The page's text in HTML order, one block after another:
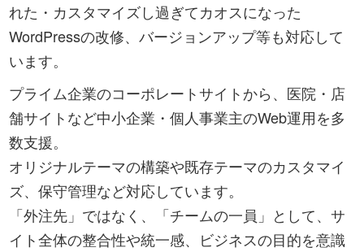
れた・カスタマイズし過ぎてカオスになった
WordPressの改修、バージョンアップ等も対応して
います。
プライム企業のコーポレートサイトから、医院・店
舗サイトなど中小企業・個人事業主のWeb運用を多
数支援。
オリジナルテーマの構築や既存テーマのカスタマイ
ズ、保守管理など対応しています。
「外注先」ではなく、「チームの一員」として、サ
イト全体の整合性や統一感、ビジネスの目的を意識